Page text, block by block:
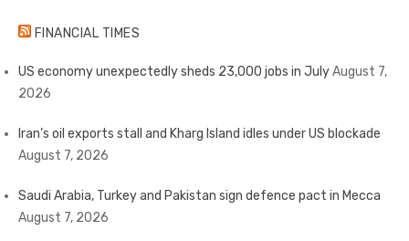
FINANCIAL TIMES
US economy unexpectedly sheds 23,000 jobs in JulyAugust 7,
2026
Iran’s oil exports stall and Kharg Island idles under US blockade
August 7, 2026
Saudi Arabia, Turkey and Pakistan sign defence pact in Mecca
August 7, 2026